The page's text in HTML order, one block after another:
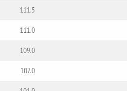
111.5
111.0
109.0
107.0